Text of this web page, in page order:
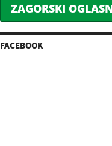
ZAGORSKI
FACEBOOK